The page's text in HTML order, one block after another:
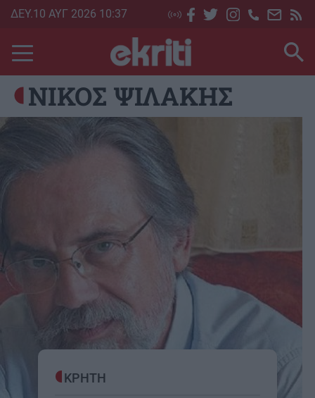
Skip
main
content
ΔΕΥ.10 ΑΥΓ 2026 10:37
ΝΙΚΟΣ ΨΙΛΑΚΗΣ
Image
ΚΡΗΤΗ